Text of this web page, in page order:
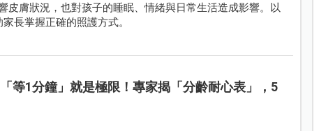
皮膚狀況，也對孩子的睡眠、情緒與日常生活造成影響。以
長掌握正確的照護方式。
等1分鐘」就是極限！專家揭「分齡耐心表」，5